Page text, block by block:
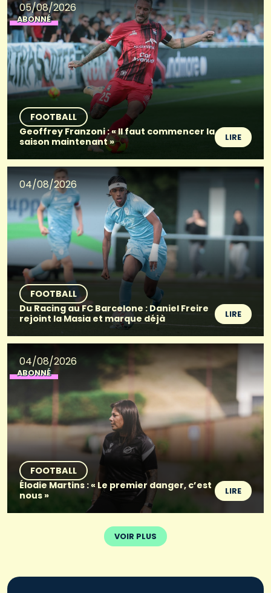
05/08/2026
ABONNÉ
FOOTBALL
Geoffrey Franzoni : « Il faut commencer la
saison maintenant »
LIRE
04/08/2026
FOOTBALL
Du Racing au FC Barcelone : Daniel Freire
rejoint la Masia et marque déjà
LIRE
04/08/2026
ABONNÉ
FOOTBALL
Élodie Martins : « Le premier danger, c’est
nous »
LIRE
VOIR PLUS